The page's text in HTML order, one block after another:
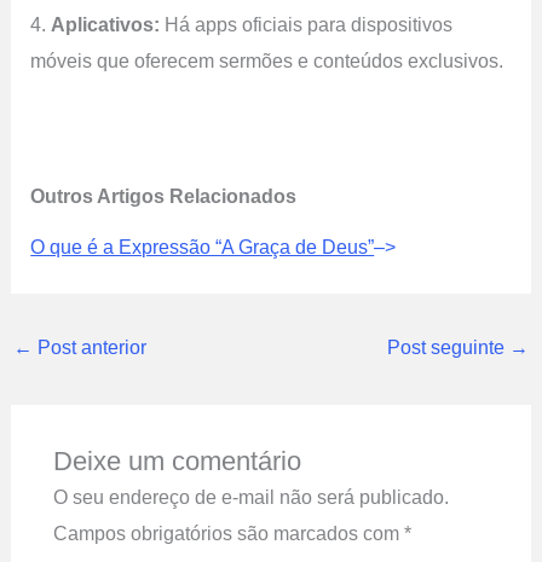
4. Aplicativos: Há apps oficiais para dispositivos
móveis que oferecem sermões e conteúdos exclusivos.
Outros Artigos Relacionados
O que é a Expressão “A Graça de Deus”–>
← Post anterior Post seguinte →
Deixe um comentário
O seu endereço de e-mail não será publicado.
Campos obrigatórios são marcados com *